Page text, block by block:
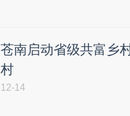
苍南启动省级共富乡
村
12-14